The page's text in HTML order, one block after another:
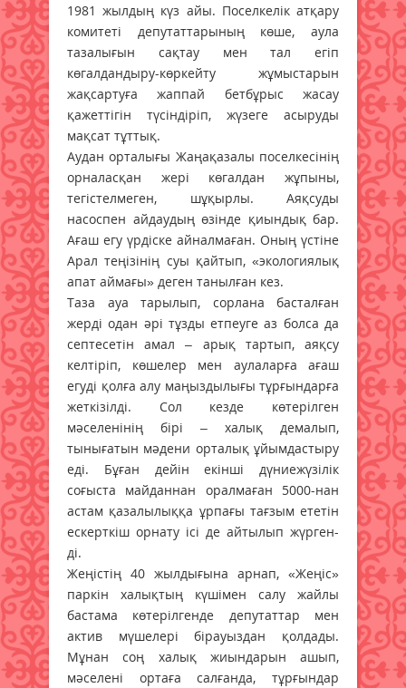
1981 жылдың күз айы. Поселкелік атқару
комитеті депутаттарының көше, аула
тазалығын сақтау мен тал егіп
көгалдандыру-көркейту жұмыстарын
жақсартуға жаппай бетбұрыс жасау
қажеттігін түсіндіріп, жүзеге асыруды
мақсат тұттық.
Аудан орталығы Жаңақазалы поселкесінің
орналасқан жері көгалдан жұпыны,
тегістелмеген, шұқырлы. Аяқсуды
насоспен айдаудың өзінде қиындық бар.
Ағаш егу үрдіске айналмаған. Оның үстіне
Арал теңізінің суы қайтып, «экологиялық
апат аймағы» деген танылған кез.
Таза ауа тарылып, сорлана басталған
жерді одан әрі тұзды етпеуге аз болса да
септесетін амал – арық тартып, аяқсу
келтіріп, көшелер мен аулаларға ағаш
егуді қолға алу маңыздылығы тұрғындарға
жеткізілді. Сол кезде көтерілген
мәселенінің бірі – халық демалып,
тынығатын мәдени орталық ұйымдастыру
еді. Бұған дейін екінші дүниежүзілік
соғыста майданнан оралмаған 5000-нан
астам қазалылыққа ұрпағы тағзым ететін
ескерткіш орнату ісі де айтылып жүрген-
ді.
Жеңістің 40 жылдығына арнап, «Жеңіс»
паркін халықтың күшімен салу жайлы
бастама көтерілгенде депутаттар мен
актив мүшелері бірауыздан қолдады.
Мұнан соң халық жиындарын ашып,
мәселені ортаға салғанда, тұрғындар